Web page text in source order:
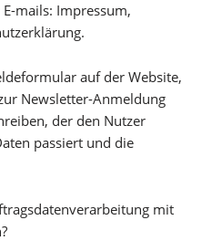
mails: Impressum,
auf der Website,
Newsletter-Anmeldung
der den Nutzer
passiert und die
mit